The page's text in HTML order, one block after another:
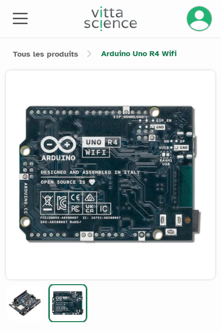
Gérez
Tous les produits Arduino Uno R4 Wifi